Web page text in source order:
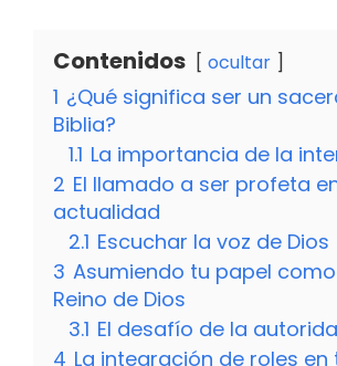
Contenidos ocultar
1 ¿Qué significa ser un
Biblia?
1.1 La importancia de la
2 El llamado a ser profeta
actualidad
2.1 Escuchar la voz de Dios
3 Asumiendo tu papel
Reino de Dios
3.1 El desafío de la
4 La integración de roles en